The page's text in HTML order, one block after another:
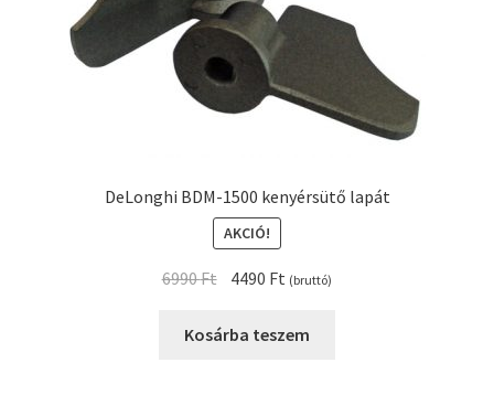
DeLonghi BDM-1500 kenyérsütő lapát
AKCIÓ!
6990Ft Original
was:
4490 Ft Current
is:
(bruttó)
Kosárba teszem